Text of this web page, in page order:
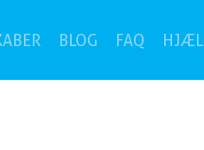
BLOG FAQ